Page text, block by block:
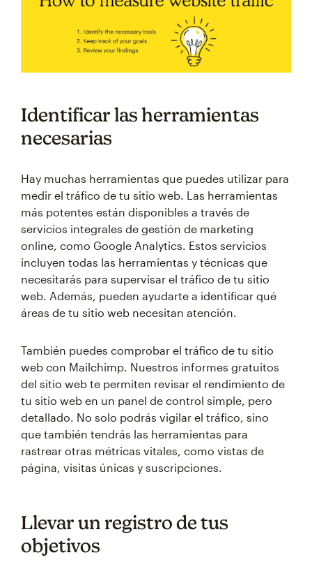
Identificar las herramientas
necesarias
Hay muchas herramientas que puedes utilizar para
medir el tráfico de tu sitio web. Las herramientas
más potentes están disponibles a través de
servicios integrales de gestión de marketing
online, como Google Analytics. Estos servicios
incluyen todas las herramientas y técnicas que
necesitarás para supervisar el tráfico de tu sitio
web. Además, pueden ayudarte a identificar qué
áreas de tu sitio web necesitan atención.
También puedes comprobar el tráfico de tu sitio
web con Mailchimp. Nuestros informes gratuitos
del sitio web te permiten revisar el rendimiento de
tu sitio web en un panel de control simple, pero
detallado. No solo podrás vigilar el tráfico, sino
que también tendrás las herramientas para
rastrear otras métricas vitales, como vistas de
página, visitas únicas y suscripciones.
Llevar un registro de tus
objetivos